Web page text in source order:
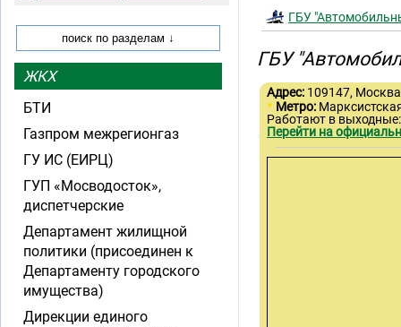
ГБУ
ГБУ
Адрес: 109147,
• Метро:
Работают в
Перейти на
ЖКХ
БТИ
Газпром межрегионгаз
ГУ ИС (ЕИРЦ)
ГУП «Мосводосток»,
диспетчерские
Департамент жилищной
политики (присоединен к
Департаменту городского
имущества)
Дирекции единого